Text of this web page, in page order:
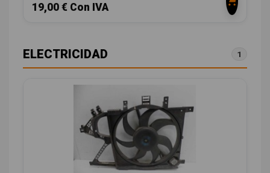
19,00 € Con IVA
ELECTRICIDAD 1